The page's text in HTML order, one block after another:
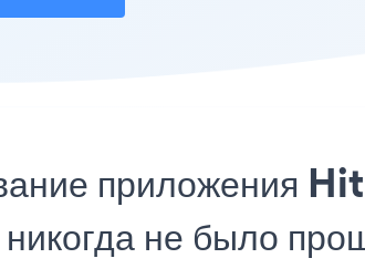
приложения
не было